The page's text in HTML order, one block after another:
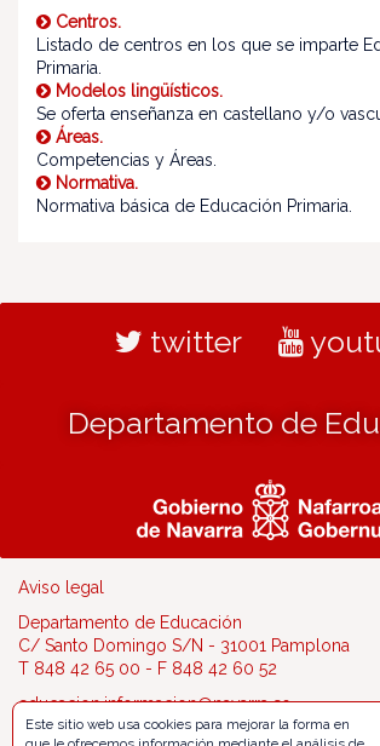
Centros.
Listado de centros en los que se imparte
Primaria.
Modelos lingüísticos.
Se oferta enseñanza en castellano y/o
Áreas.
Competencias y Áreas.
Normativa.
Normativa básica de Educación Primaria.
twitter
Departamento de
Aviso legal
Departamento de Educación
C/ Santo Domingo S/N - 31001 Pamplona
T 848 42 65 00 - F 848 42 60 52
educacion.informacion@navarra.es
Este sitio web usa cookies para mejorar la forma en